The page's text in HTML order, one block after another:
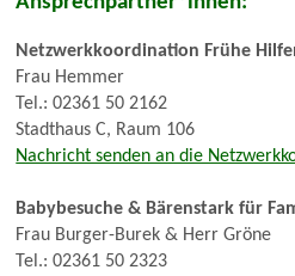
Netzwerkkoordination Frühe
Frau Hemmer
Tel.: 02361 50 2162
Stadthaus C, Raum 106
Nachricht senden an die
Babybesuche & Bärenstark für
Frau Burger-Burek & Herr Gröne
Tel.: 02361 50 2323